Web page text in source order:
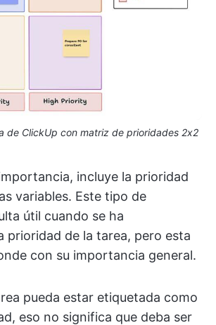
de ClickUp con matriz de prioridades 2x2
incluye la prioridad
variables. Este tipo de
útil cuando se ha
prioridad de la tarea, pero esta
con su importancia general.
pueda estar etiquetada como
eso no significa que deba ser